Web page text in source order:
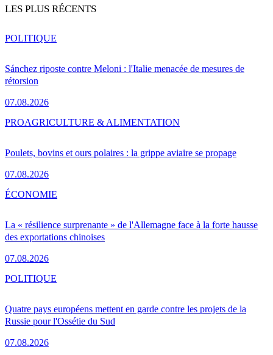
LES PLUS RÉCENTS
Sánchez riposte contre Meloni : l'Italie menacée de mesures de
rétorsion
07.08.2026
POLITIQUE
Poulets, bovins et ours polaires : la grippe aviaire se propage
07.08.2026
PROAGRICULTURE & ALIMENTATION
La « résilience surprenante » de l'Allemagne face à la forte hausse
des exportations chinoises
07.08.2026
ÉCONOMIE
Quatre pays européens mettent en garde contre les projets de la
Russie pour l'Ossétie du Sud
07.08.2026
POLITIQUE